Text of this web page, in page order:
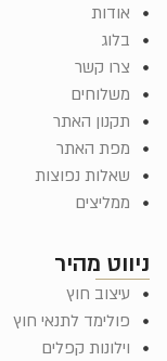
ניווט מהיר
עיצוב חוץ
פולימד לתנאי חוץ
וילונות קפלים
אודות
בלוג
צרו קשר
משלוחים
תקנון האתר
מפת האתר
שאלות נפוצות
ממליצים